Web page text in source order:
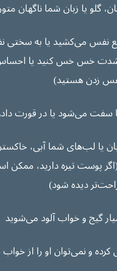
خس خس کنید یا
زدن هستید)
قورت دادن مشکل دارید
پوست، زبان یا لب‌های شما
شود)
گیج و خواب آلود می‌شوید
را از خواب بیدار کرد